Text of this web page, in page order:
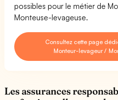
possibles pour le métier de
Monteuse-levageuse.
Consultez cette page
Monteur-levageur /
Les assurances